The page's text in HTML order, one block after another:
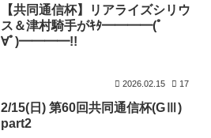
【共同通信杯】リアライズシリウ
ス＆津村騎手がｷﾀ━━━━(ﾟ
∀ﾟ)━━━━!!
2026.02.15 17
2/15(日) 第60回共同通信杯(GⅢ)
part2